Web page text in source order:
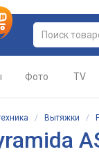
Фото TV
/ Вытяжки /